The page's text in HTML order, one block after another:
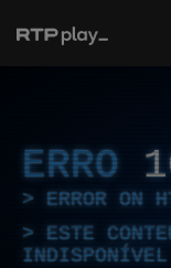
ERRO
ERROR ON
ESTE
INDISPONÍVEL